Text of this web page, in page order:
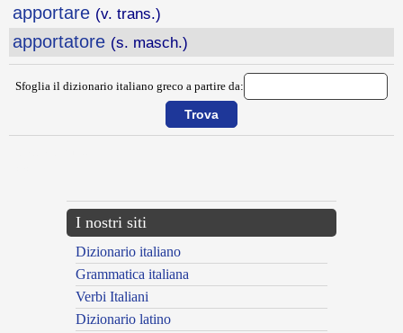
apportare (v. trans.)
apportatore (s. masch.)
Sfoglia il dizionario italiano greco a partire da:
I nostri siti
Dizionario italiano
Grammatica italiana
Verbi Italiani
Dizionario latino